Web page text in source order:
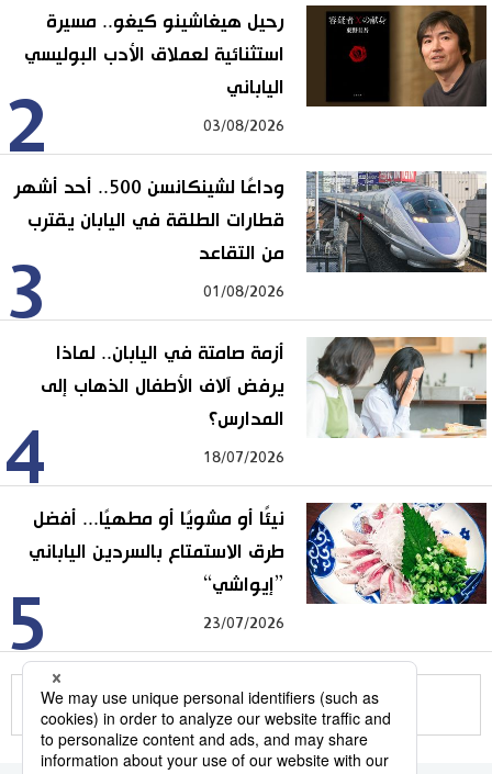
2
رحيل هيغاشينو كيغو.. مسيرة
استثنائية لعملاق الأدب البوليسي
الياباني
03/08/2026
3
وداعًا لشينكانسن 500.. أحد أشهر
قطارات الطلقة في اليابان يقترب
من التقاعد
01/08/2026
4
أزمة صامتة في اليابان.. لماذا
يرفض آلاف الأطفال الذهاب إلى
المدارس؟
18/07/2026
5
نيئًا أو مشويًا أو مطهيًا... أفضل
طرق الاستمتاع بالسردين الياباني
”إيواشي“
23/07/2026
للمزيد